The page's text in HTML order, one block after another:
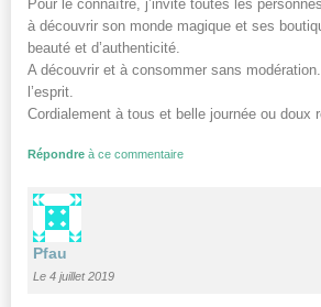
Pour le connaître, j’invite toutes les
à découvrir son monde magique et ses
beauté et d’authenticité.
A découvrir et à consommer sans
l’esprit.
Cordialement à tous et belle journée ou doux
Répondre à ce commentaire
Pfau
Le 4 juillet 2019